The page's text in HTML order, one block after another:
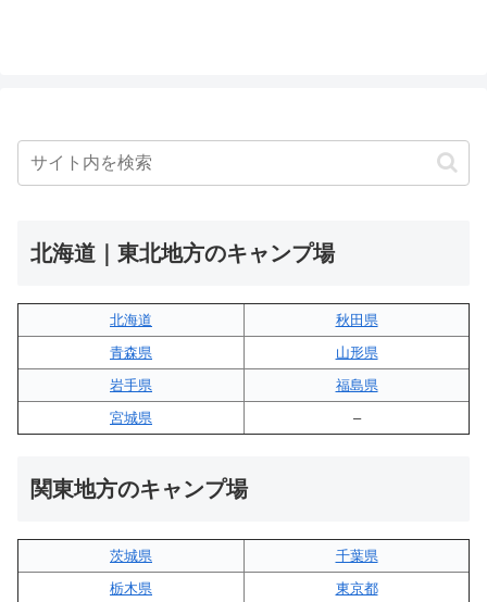
北海道｜東北地方のキャンプ場
北海道
秋田県
青森県
山形県
岩手県
福島県
宮城県
–
関東地方のキャンプ場
茨城県
千葉県
栃木県
東京都